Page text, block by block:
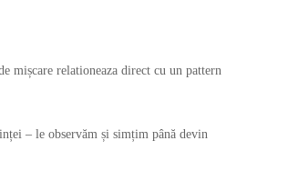
mișcare relationeaza direct cu un pattern
– le observăm și simțim până devin